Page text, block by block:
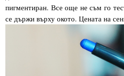
пигментиран. Все още не съм го
се държи върху окото. Цената на